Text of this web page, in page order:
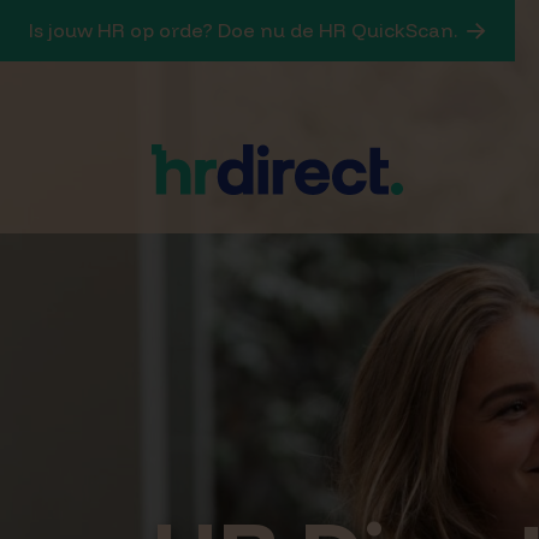
Is jouw HR op orde? Doe nu de HR QuickScan.